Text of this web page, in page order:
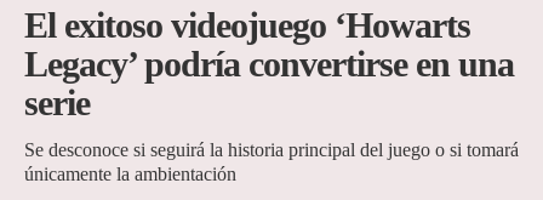
El exitoso videojuego ‘Howarts
Legacy’ podría convertirse en una
serie
Se desconoce si seguirá la historia principal del juego o si tomará
únicamente la ambientación